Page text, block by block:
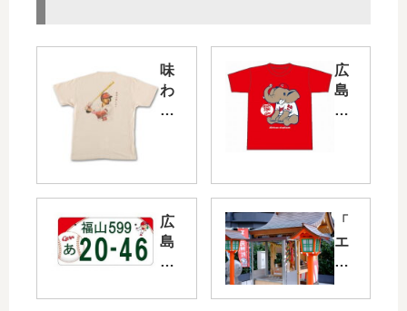
味
わ
い
な
タ
ッ
チ
広
島
市
園
と
カ
ー
広
島
県
福
「
エ
キ
シ
テ